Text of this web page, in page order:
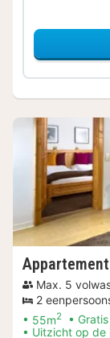
Appartement
Max. 5
2
55m2
Uitzicht op de